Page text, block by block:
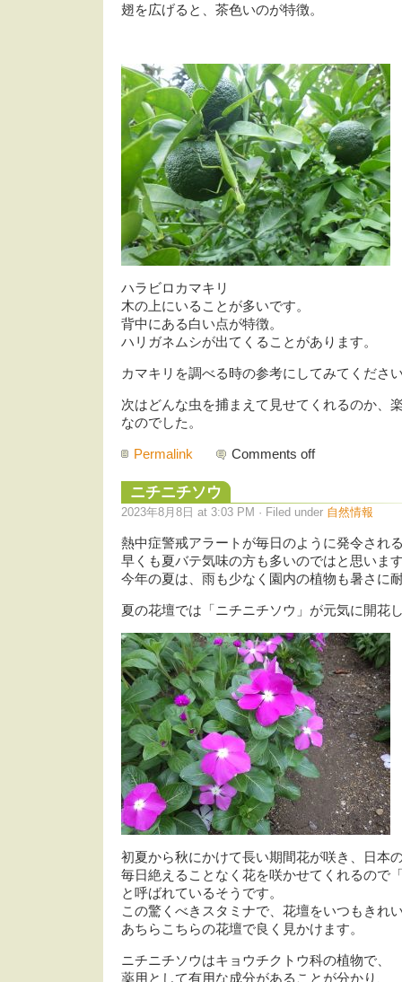
翅を広げると、茶色いのが特徴。
ハラビロカマキリ
木の上にいることが多いです。
背中にある白い点が特徴。
ハリガネムシが出てくることがあります。
カマキリを調べる時の参考にしてみてくださ
次はどんな虫を捕まえて見せてくれるのか、
なのでした。
Permalink Comments off
ニチニチソウ
2023年8月8日 at 3:03 PM · Filed under 自然情報
熱中症警戒アラートが毎日のように発令され
早くも夏バテ気味の方も多いのではと思いま
今年の夏は、雨も少なく園内の植物も暑さに
夏の花壇では「ニチニチソウ」が元気に開花
初夏から秋にかけて長い期間花が咲き、日本
毎日絶えることなく花を咲かせてくれるので
と呼ばれているそうです。
この驚くべきスタミナで、花壇をいつもきれ
あちらこちらの花壇で良く見かけます。
ニチニチソウはキョウチクトウ科の植物で、
薬用として有用な成分があることが分かり、